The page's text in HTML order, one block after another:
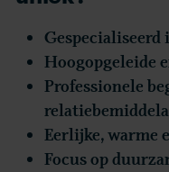
Gespecialiseerd
Hoogopgeleide
Professionele
Eerlijke, warme
Focus op